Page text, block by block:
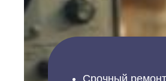
Срочный